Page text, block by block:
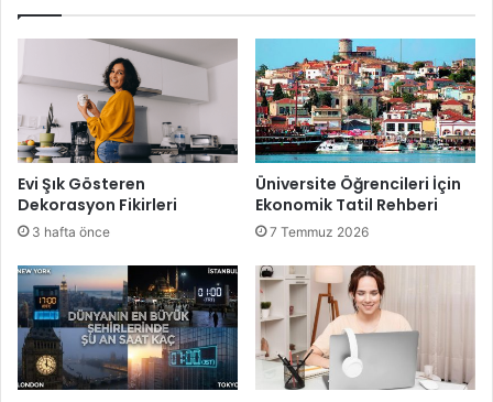
Evi Şık Gösteren
Dekorasyon Fikirleri
3 hafta önce
Üniversite Öğrencileri İçin
Ekonomik Tatil Rehberi
7 Temmuz 2026